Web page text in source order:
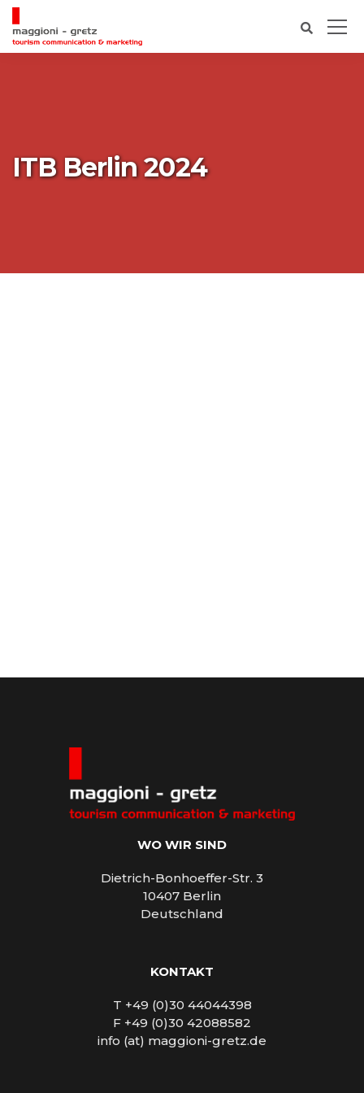
ITB Berlin 2024
WO WIR SIND
Dietrich-Bonhoeffer-Str. 3
10407 Berlin
Deutschland
KONTAKT
T +49 (0)30 44044398
F +49 (0)30 42088582
info (at) maggioni-gretz.de